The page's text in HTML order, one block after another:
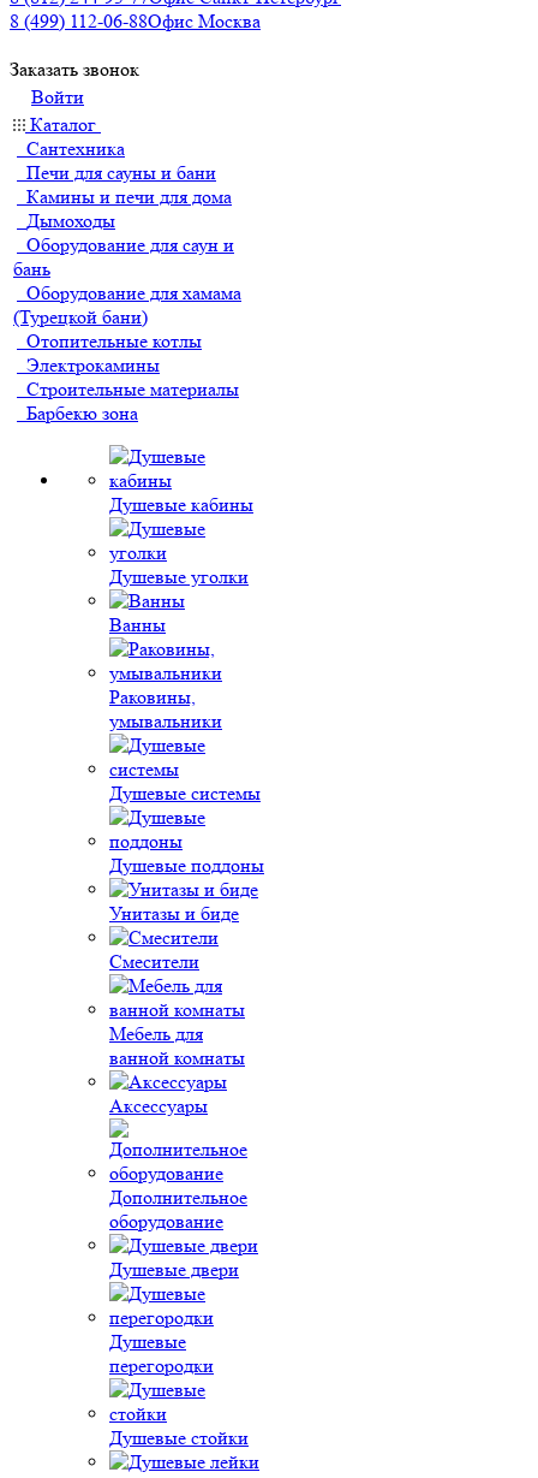
8 (499) 112-06-88Офис Москва
Заказать звонок
Войти
Каталог
Сантехника
Печи для сауны и бани
Камины и печи для дома
Дымоходы
Оборудование для саун и
бань
Оборудование для хамама
(Турецкой бани)
Отопительные котлы
Электрокамины
Строительные материалы
Барбекю зона
Душевые кабины
Душевые уголки
Ванны
Раковины,
умывальники
Душевые системы
Душевые поддоны
Унитазы и биде
Смесители
Мебель для
ванной комнаты
Аксессуары
Дополнительное
оборудование
Душевые двери
Душевые
перегородки
Душевые стойки